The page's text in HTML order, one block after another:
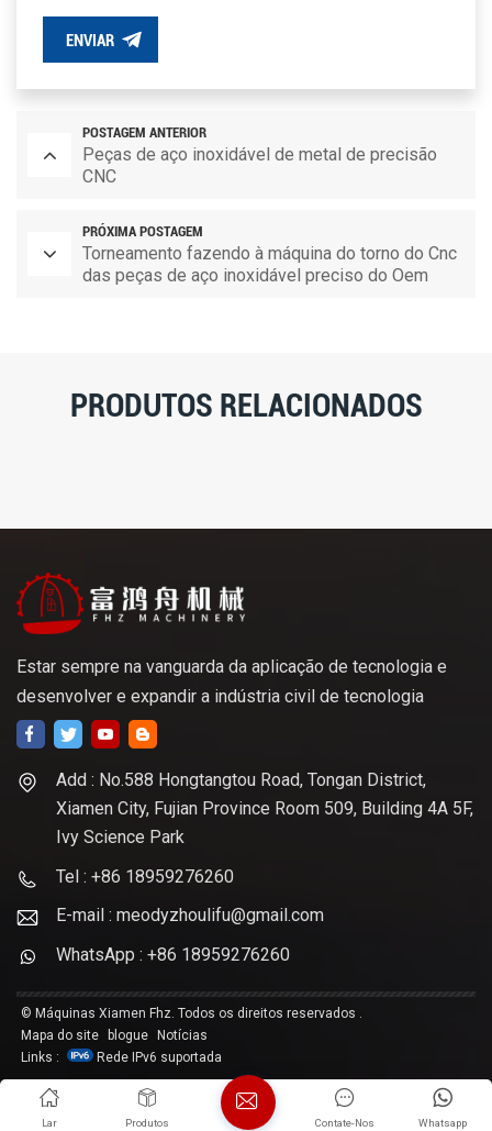
ENVIAR
POSTAGEM ANTERIOR
Peças de aço inoxidável de metal de precisão
CNC
PRÓXIMA POSTAGEM
Torneamento fazendo à máquina do torno do Cnc
das peças de aço inoxidável preciso do Oem
PRODUTOS RELACIONADOS
Estar sempre na vanguarda da aplicação de tecnologia e
desenvolver e expandir a indústria civil de tecnologia
Add : No.588 Hongtangtou Road, Tongan District,
Xiamen City, Fujian Province Room 509, Building 4A 5F,
Ivy Science Park
Tel : +86 18959276260
E-mail : meodyzhoulifu@gmail.com
WhatsApp : +86 18959276260
© Máquinas Xiamen Fhz. Todos os direitos reservados .
Mapa do site
blogue Notícias
Links :
Rede IPv6 suportada
Lar Produtos Whatsapp
Contate-Nos